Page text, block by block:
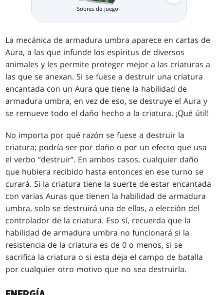
Sobres de juego
La mecánica de armadura umbra aparece en cartas de
Aura, a las que infunde los espíritus de diversos
animales y les permite proteger mejor a las criaturas a
las que se anexan. Si se fuese a destruir una criatura
encantada con un Aura que tiene la habilidad de
armadura umbra, en vez de eso, se destruye el Aura y
se remueve todo el daño hecho a la criatura. ¡Qué útil!
No importa por qué razón se fuese a destruir la
criatura; podría ser por daño o por un efecto que usa
el verbo “destruir”. En ambos casos, cualquier daño
que hubiera recibido hasta entonces en ese turno se
curará. Si la criatura tiene la suerte de estar encantada
con varias Auras que tienen la habilidad de armadura
umbra, solo se destruirá una de ellas, a elección del
controlador de la criatura. Eso sí, recuerda que la
habilidad de armadura umbra no funcionará si la
resistencia de la criatura es de 0 o menos, si se
sacrifica la criatura o si esta deja el campo de batalla
por cualquier otro motivo que no sea destruirla.